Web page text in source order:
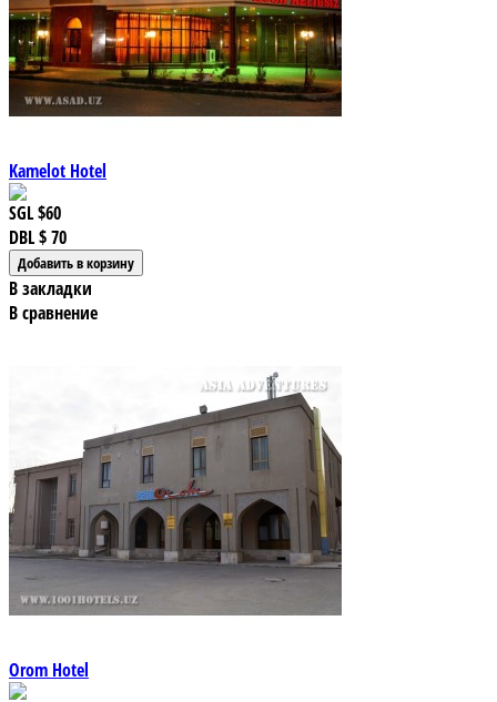
Kamelot Hotel
SGL$60
DBL$ 70
В закладки
В сравнение
Orom Hotel